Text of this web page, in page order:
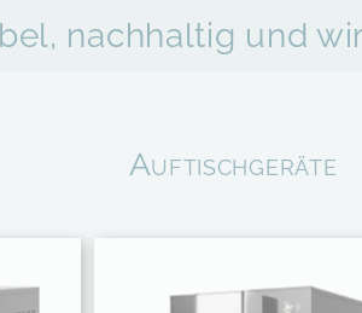
nachhaltig und
Auftischgeräte